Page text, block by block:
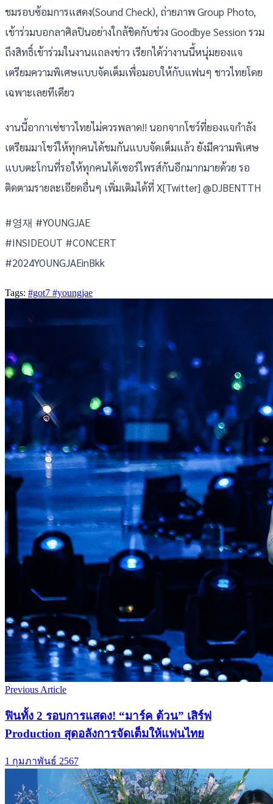
ชมรอบซ้อมการแสดง(Sound Check), ถ่ายภาพ Group Photo,
เข้าร่วมบอกลาศิลปินอย่างใกล้ชิดกับช่วง Goodbye Session รวม
ถึงสิทธิ์เข้าร่วมในงานแถลงข่าว เรียกได้ว่างานนี้หนุ่มยองแจ
เตรียมความพิเศษแบบจัดเต็มเพื่อมอบให้กับแฟนๆ ชาวไทยโดย
เฉพาะเลยทีเดียว
งานนี้อากาเซ่ชาวไทยไม่ควรพลาด!! นอกจากโชว์ที่ยองแจกำลัง
เตรียมมาโชว์ให้ทุกคนได้ชมกันแบบจัดเต็มแล้ว ยังมีความพิเศษ
แบบตะโกนที่รอให้ทุกคนได้เซอร์ไพรส์กันอีกมากมายด้วย รอ
ติดตามรายละเอียดอื่นๆ เพิ่มเติมได้ที่ X[Twitter] @DJBENTTH
#영재 #YOUNGJAE
#INSIDEOUT #CONCERT
#2024YOUNGJAEinBkk
Tags: #got7 #youngjae
Previous Article
ฟินทั้ง 2 รอบการแสดง! “มาร์ค ต้วน” เสิร์ฟ
Production สุดอลังการจัดเต็มให้แฟนไทย
1 กุมภาพันธ์ 2567